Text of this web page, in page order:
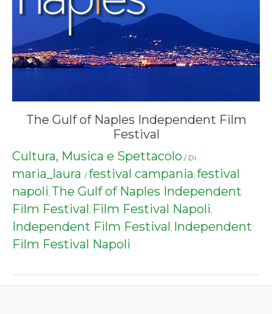
The Gulf of Naples Independent Film
Festival
Cultura, Musica e Spettacolo / Di
maria_laura /festival campania, festival
napoli, The Gulf of Naples Independent
Film Festival, Film Festival Napoli,
Independent Film Festival, Independent
Film Festival Napoli